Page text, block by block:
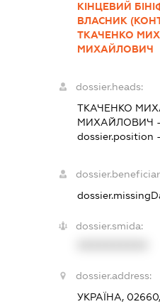
КІНЦЕВИЙ
ВЛАСНИК
ТКАЧЕНКО
МИХАЙЛОВИЧ
dossier.heads:
ТКАЧЕНКО
МИХАЙЛОВИЧ -
dossier.position -
dossier.smida:
dossier.address:
УКРАЇНА,